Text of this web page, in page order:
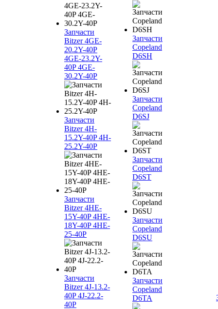
Запчасти
Bitzer 4GE-
20.2Y-40P
4GE-23.2Y-
40P 4GE-
30.2Y-40P
Запчасти
Bitzer 4H-
15.2Y-40P 4H-
25.2Y-40P
Запчасти
Bitzer 4HE-
15Y-40P 4HE-
18Y-40P 4HE-
25-40P
Запчасти
Bitzer 4J‐13.2-
40P 4J‐22.2-
40P
Запчасти
Copeland
D6SH
Запчасти
Copeland
D6SJ
Запчасти
Copeland
D6ST
Запчасти
Copeland
D6SU
Запчасти
Copeland
D6TA